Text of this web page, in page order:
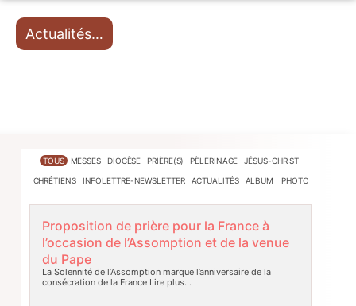
Actualités…
TOUS MESSES DIOCÈSE PRIÈRE(S) PÈLERINAGE JÉSUS-CHRIST
CHRÉTIENS INFOLETTRE-NEWSLETTER ACTUALITÉS ALBUM PHOTO
Proposition de prière pour la France à
l’occasion de l’Assomption et de la venue
du Pape
La Solennité de l’Assomption marque l’anniversaire de la
consécration de la FranceLire plus…